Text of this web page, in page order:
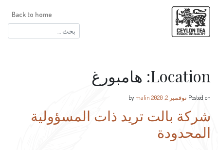
البحث
عن:
Back to home
Location: هامبورغ
Posted on نوفمبر 2, 2020 malin
شركة بالت تريد ذات المسؤولية
المحدودة